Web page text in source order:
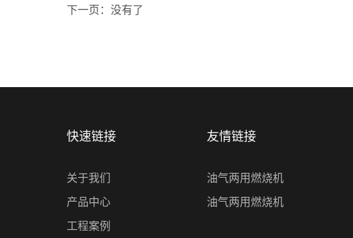
下一页： 没有了
快速链接
关于我们
产品中心
工程案例
友情链接
油气两用燃烧机
油气两用燃烧机